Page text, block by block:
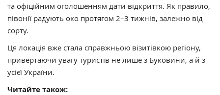
та офіційним оголошенням дати відкриття. Як правило,
півонії радують око протягом 2–3 тижнів, залежно від
сорту.
Ця локація вже стала справжньою візитівкою регіону,
привертаючи увагу туристів не лише з Буковини, а й з
усієї України.
Читайте також: